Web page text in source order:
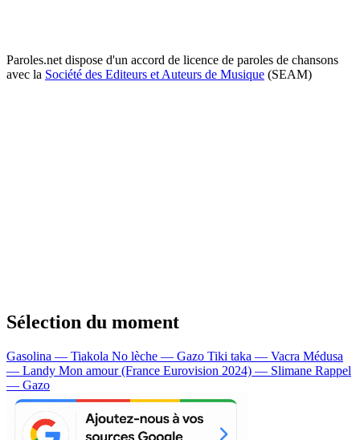
Paroles.net dispose d'un accord de licence de paroles de chansons
avec la Société des Editeurs et Auteurs de Musique (SEAM)
Sélection du moment
Gasolina — Tiakola No lèche — Gazo Tiki taka — Vacra Médusa
— Landy Mon amour (France Eurovision 2024) — Slimane Rappel
— Gazo